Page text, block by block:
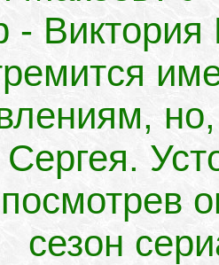
- Виктория
Сергея.
сезон